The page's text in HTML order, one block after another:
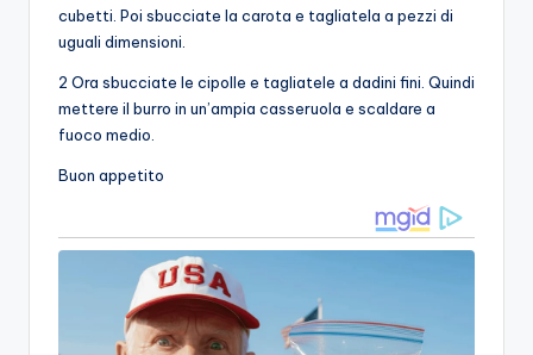
cubetti. Poi sbucciate la carota e tagliatela a pezzi di
uguali dimensioni.
2 Ora sbucciate le cipolle e tagliatele a dadini fini. Quindi
mettere il burro in un’ampia casseruola e scaldare a
fuoco medio.
Buon appetito